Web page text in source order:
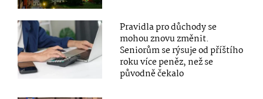
Pravidla pro důchody se
mohou znovu změnit.
Seniorům se rýsuje od příštího
roku více peněz, než se
původně čekalo